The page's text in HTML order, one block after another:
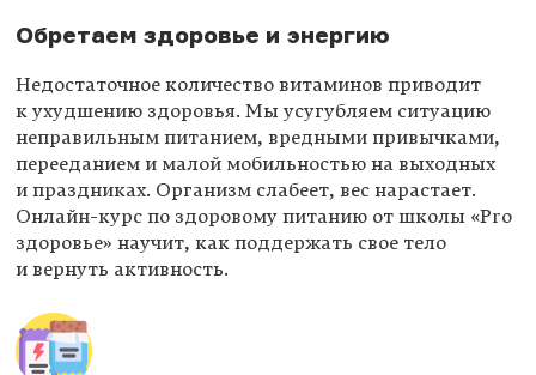
Обретаем здоровье и энергию
Недостаточное количество витаминов приводит
к ухудшению здоровья. Мы усугубляем ситуацию
неправильным питанием, вредными привычками,
перееданием и малой мобильностью на выходных
и праздниках. Организм слабеет, вес нарастает.
Онлайн-курс по здоровому питанию от школы «Pro
здоровье» научит, как поддержать свое тело
и вернуть активность.